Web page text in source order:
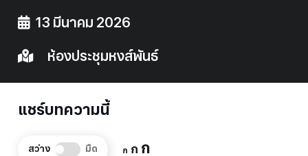
13 มีนาคม 2026
ห้องประชุมหงส์พันธ์
แชร์บทความนี้
สว่าง มืด กDecrease
กReset
กIncrease